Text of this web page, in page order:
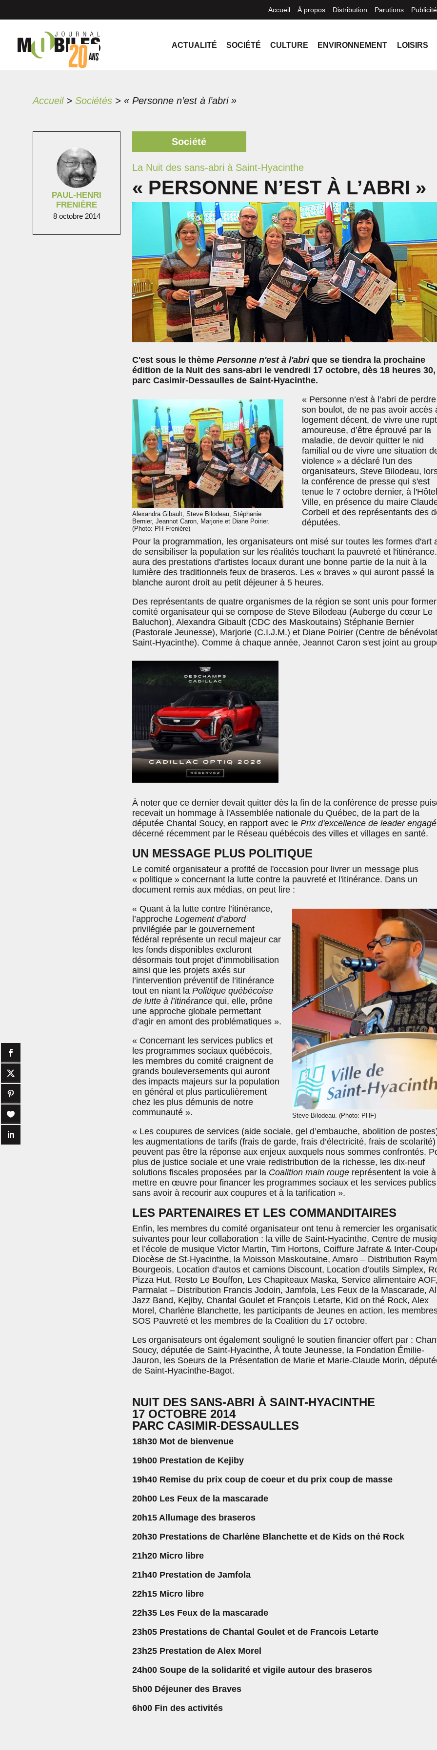
Accueil À propos Distribution Parutions Publicité
ACTUALITÉ SOCIÉTÉ CULTURE ENVIRONNEMENT LOISIRS
Accueil>Sociétés >« Personne n’est à l’abri »
PAUL-HENRI
FRENIÈRE
8 octobre 2014
Société
La Nuit des sans-abri à Saint-Hyacinthe
« PERSONNE N’EST À L’ABRI »
C'est sous le thème Personne n'est à l'abrique se tiendra la prochaine
édition de la Nuit des sans-abri le vendredi 17 octobre, dès 18 heures 30,
parc Casimir-Dessaulles de Saint-Hyacinthe.
Alexandra Gibault, Steve Bilodeau, Stéphanie
Bernier, Jeannot Caron, Marjorie et Diane Poirier.
(Photo: PH Frenière)
« Personne n’est à l’abri de perdre
son boulot, de ne pas avoir accès
logement décent, de vivre une
amoureuse, d’être éprouvé par la
maladie, de devoir quitter le nid
familial ou de vivre une situation
violence » a déclaré l'un des
organisateurs, Steve Bilodeau,
la conférence de presse qui s'est
tenue le 7 octobre dernier, à
Ville, en présence du maire
Corbeil et des représentants des
députées.
Pour la programmation, les organisateurs ont misé sur toutes les formes d'art
de sensibiliser la population sur les réalités touchant la pauvreté et
aura des prestations d'artistes locaux durant une bonne partie de la nuit à la
lumière des traditionnels feux de braseros. Les « braves » qui auront passé la
blanche auront droit au petit déjeuner à 5 heures.
Des représentants de quatre organismes de la région se sont unis pour
comité organisateur qui se compose de Steve Bilodeau (Auberge du cœur Le
Baluchon), Alexandra Gibault (CDC des Maskoutains) Stéphanie Bernier
(Pastorale Jeunesse), Marjorie (C.I.J.M.) et Diane Poirier (Centre de
Saint-Hyacinthe). Comme à chaque année, Jeannot Caron s'est joint au
À noter que ce dernier devait quitter dès la fin de la conférence de presse
recevait un hommage à l'Assemblée nationale du Québec, de la part de la
députée Chantal Soucy, en rapport avec le Prix d'excellence de leader engagé
décerné récemment par le Réseau québécois des villes et villages en santé.
UN MESSAGE PLUS POLITIQUE
Le comité organisateur a profité de l'occasion pour livrer un message plus
« politique » concernant la lutte contre la pauvreté et l'itinérance. Dans un
document remis aux médias, on peut lire :
Steve Bilodeau. (Photo: PHF)
« Quant à la lutte contre l’itinérance,
l’approche Logement d’abord
privilégiée par le gouvernement
fédéral représente un recul majeur car
les fonds disponibles excluront
désormais tout projet d’immobilisation
ainsi que les projets axés sur
l’intervention préventif de l’itinérance
tout en niant la Politique québécoise
de lutte à l’itinérancequi, elle, prône
une approche globale permettant
d’agir en amont des problématiques ».
« Concernant les services publics et
les programmes sociaux québécois,
les membres du comité craignent de
grands bouleversements qui auront
des impacts majeurs sur la population
en général et plus particulièrement
chez les plus démunis de notre
communauté ».
« Les coupures de services (aide sociale, gel d’embauche, abolition de
les augmentations de tarifs (frais de garde, frais d’électricité, frais de
peuvent pas être la réponse aux enjeux auxquels nous sommes confrontés.
plus de justice sociale et une vraie redistribution de la richesse, les dix-neuf
solutions fiscales proposées par la Coalition main rougereprésentent la voie à
mettre en œuvre pour financer les programmes sociaux et les services publics
sans avoir à recourir aux coupures et à la tarification ».
LES PARTENAIRES ET LES COMMANDITAIRES
Enfin, les membres du comité organisateur ont tenu à remercier les
suivantes pour leur collaboration : la ville de Saint-Hyacinthe, Centre de
et l’école de musique Victor Martin, Tim Hortons, Coiffure Jafrate & Inter-
Diocèse de St-Hyacinthe, la Moisson Maskoutaine, Amaro – Distribution
Bourgeois, Location d’autos et camions Discount, Location d’outils Simplex,
Pizza Hut, Resto Le Bouffon, Les Chapiteaux Maska, Service alimentaire AOF,
Parmalat – Distribution Francis Jodoin, Jamfola, Les Feux de la Mascarade,
Jazz Band, Kejiby, Chantal Goulet et François Letarte, Kid on thé Rock, Alex
Morel, Charlène Blanchette, les participants de Jeunes en action, les
SOS Pauvreté et les membres de la Coalition du 17 octobre.
Les organisateurs ont également souligné le soutien financier offert par :
Soucy, députée de Saint-Hyacinthe, À toute Jeunesse, la Fondation Émilie-
Jauron, les Soeurs de la Présentation de Marie et Marie-Claude Morin,
de Saint-Hyacinthe-Bagot.
NUIT DES SANS-ABRI À SAINT-HYACINTHE
17 OCTOBRE 2014
PARC CASIMIR-DESSAULLES
18h30 Mot de bienvenue
19h00 Prestation de Kejiby
19h40 Remise du prix coup de coeur et du prix coup de masse
20h00 Les Feux de la mascarade
20h15 Allumage des braseros
20h30 Prestations de Charlène Blanchette et de Kids on thé Rock
21h20 Micro libre
21h40 Prestation de Jamfola
22h15 Micro libre
22h35 Les Feux de la mascarade
23h05 Prestations de Chantal Goulet et de Francois Letarte
23h25 Prestation de Alex Morel
24h00 Soupe de la solidarité et vigile autour des braseros
5h00 Déjeuner des Braves
6h00 Fin des activités